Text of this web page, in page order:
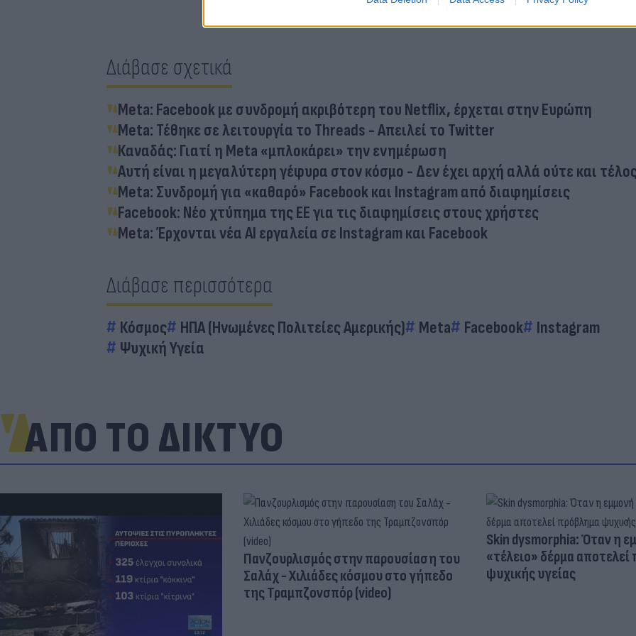
Διάβασε σχετικά
Meta: Facebook με συνδρομή ακριβότερη του Netflix, έρχεται στην Ευρώπη
Meta: Τέθηκε σε λειτουργία το Threads - Απειλεί το Twitter
Καναδάς: Γιατί η Meta «μπλοκάρει» την ενημέρωση
Αυτή είναι η μεγαλύτερη γέφυρα στον κόσμο - Δεν έχει αρχή αλλά ούτε και
Meta: Συνδρομή για «καθαρό» Facebook και Instagram από διαφημίσεις
Facebook: Νέο χτύπημα της ΕΕ για τις διαφημίσεις στους χρήστες
Meta: Έρχονται νέα AI εργαλεία σε Instagram και Facebook
Διάβασε περισσότερα
Κόσμος ΗΠΑ (Ηνωμένες Πολιτείες Αμερικής) Meta Facebook
Instagram
Ψυχική Υγεία
ΑΠΟ ΤΟ ΔΙΚΤΥΟ
Πανζουρλισμός στην παρουσίαση του
Σαλάχ - Χιλιάδες κόσμου στο γήπεδο
της Τραμπζονσπόρ (video)
Skin dysmorphia: Όταν η
«τέλειο» δέρμα
ψυχικής υγείας